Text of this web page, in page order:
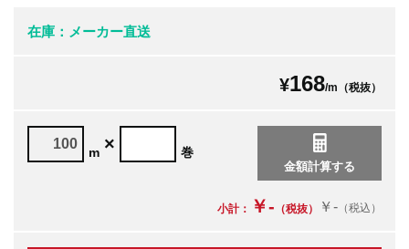
在庫：メーカー直送
¥168/m（税抜）
m × 巻
小計： ￥- （税抜） ￥- （税込）